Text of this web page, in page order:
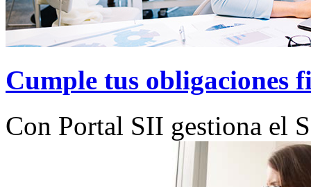
Cumple tus obligaciones
Con Portal SII gestiona el